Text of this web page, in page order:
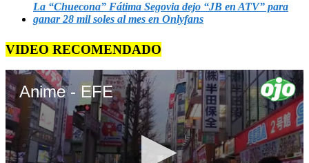
La “Chuecona” Fátima Segovia dejo “JB en ATV” para
ganar 28 mil soles al mes en Onlyfans
VIDEO RECOMENDADO
Anime - EFE